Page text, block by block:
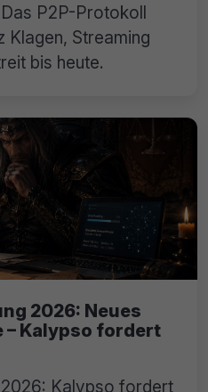
P2P-Protokoll
Klagen, Streaming
bis heute.
2026: Neues
– Kalypso fordert
Kalypso fordert